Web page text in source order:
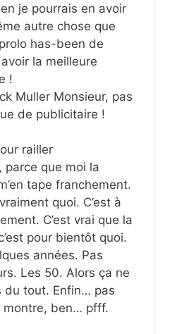
je pourrais en avoir
autre chose que
has-been de
la meilleure
!
Muller Monsieur, pas
de publicitaire !
railler
que moi la
tape franchement.
quoi. C’est à
C’est vrai que la
pour bientôt quoi.
années. Pas
Les 50. Alors ça ne
du tout. Enfin… pas
montre, ben… pfff.